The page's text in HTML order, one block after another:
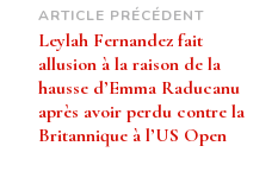
Navigation
d’article
ARTICLE PRÉCÉDENT
Leylah Fernandez fait
allusion à la raison de la
hausse d’Emma Raducanu
après avoir perdu contre la
Britannique à l’US Open